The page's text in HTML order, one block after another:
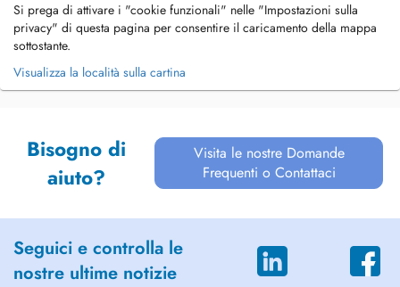
Si prega di attivare i "cookie funzionali" nelle "Impostazioni sulla
privacy" di questa pagina per consentire il caricamento della mappa
sottostante.
Visualizza la località sulla cartina
Bisogno di
aiuto?
Visita le nostre Domande
Frequenti o Contattaci
Seguici e controlla le
nostre ultime notizie